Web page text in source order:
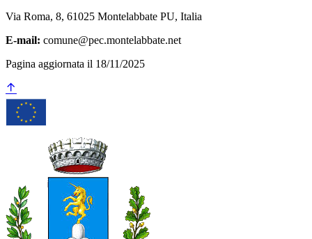
Via Roma, 8, 61025 Montelabbate PU, Italia
E-mail: comune@pec.montelabbate.net
Pagina aggiornata il 18/11/2025